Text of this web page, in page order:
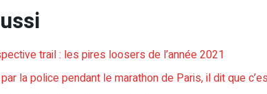
trail : les pires loosers de l’année 2021
la police pendant le marathon de Paris, il dit que